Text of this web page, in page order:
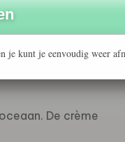
parabenenen
in bio plastic
De crème
je kunt je eenvoudig weer